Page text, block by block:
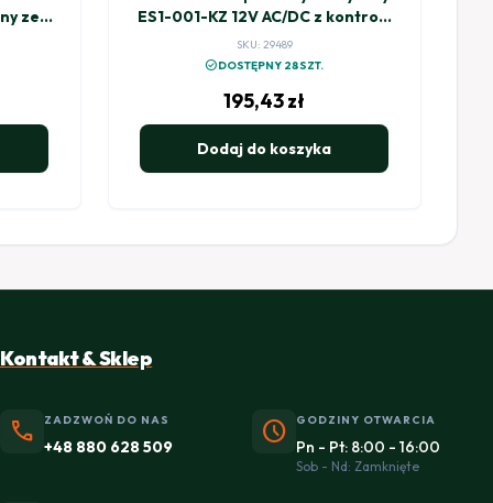
ze
ES1-001-KZ 12V AC/DC z kontrolą
zamknięcia
SKU: 29489
check_circleDOSTĘPNY 28SZT.
195,43zł
Dodaj do koszyka
Kontakt & Sklep
phone ZADZWOŃ DO NAS
+48 880 628 509 schedule GODZINY OTWARCIA
Pn - Pt: 8:00 - 16:00
Sob - Nd: Zamknięte